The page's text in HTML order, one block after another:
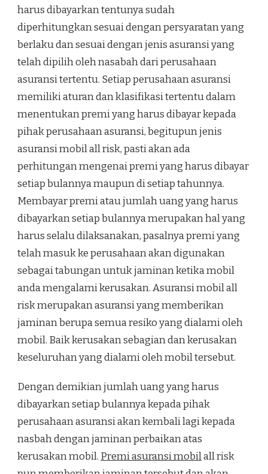
harus dibayarkan tentunya sudah
diperhitungkan sesuai dengan persyaratan yang
berlaku dan sesuai dengan jenis asuransi yang
telah dipilih oleh nasabah dari perusahaan
asuransi tertentu. Setiap perusahaan asuransi
memiliki aturan dan klasifikasi tertentu dalam
menentukan premi yang harus dibayar kepada
pihak perusahaan asuransi, begitupun jenis
asuransi mobil all risk, pasti akan ada
perhitungan mengenai premi yang harus dibayar
setiap bulannya maupun di setiap tahunnya.
Membayar premi atau jumlah uang yang harus
dibayarkan setiap bulannya merupakan hal yang
harus selalu dilaksanakan, pasalnya premi yang
telah masuk ke perusahaan akan digunakan
sebagai tabungan untuk jaminan ketika mobil
anda mengalami kerusakan. Asuransi mobil all
risk merupakan asuransi yang memberikan
jaminan berupa semua resiko yang dialami oleh
mobil. Baik kerusakan sebagian dan kerusakan
keseluruhan yang dialami oleh mobil tersebut.
Dengan demikian jumlah uang yang harus
dibayarkan setiap bulannya kepada pihak
perusahaan asuransi akan kembali lagi kepada
nasbah dengan jaminan perbaikan atas
kerusakan mobil. Premi asuransi mobilall risk